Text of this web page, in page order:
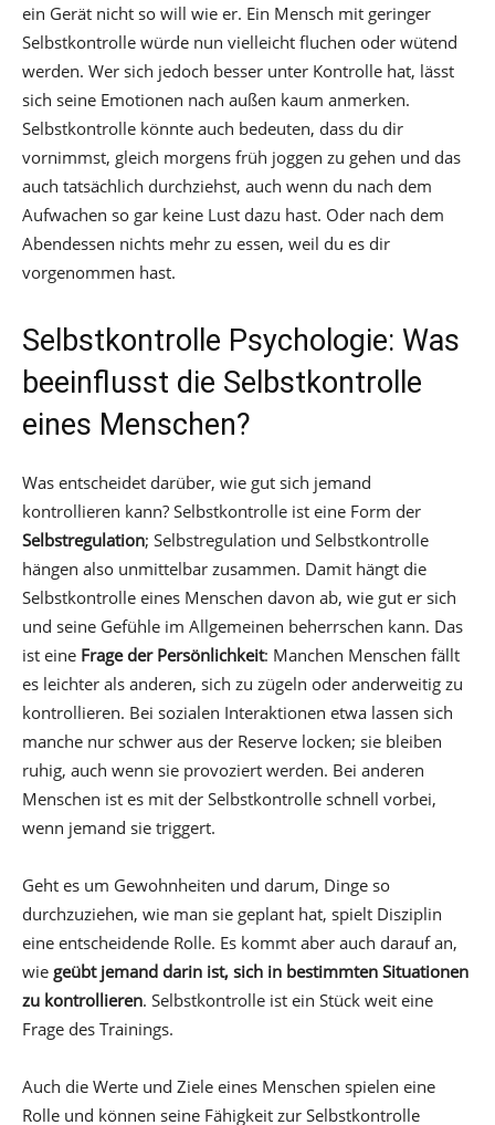
ein Gerät nicht so will wie er. Ein Mensch mit geringer
Selbstkontrolle würde nun vielleicht fluchen oder wütend
werden. Wer sich jedoch besser unter Kontrolle hat, lässt
sich seine Emotionen nach außen kaum anmerken.
Selbstkontrolle könnte auch bedeuten, dass du dir
vornimmst, gleich morgens früh joggen zu gehen und das
auch tatsächlich durchziehst, auch wenn du nach dem
Aufwachen so gar keine Lust dazu hast. Oder nach dem
Abendessen nichts mehr zu essen, weil du es dir
vorgenommen hast.
Selbstkontrolle Psychologie: Was
beeinflusst die Selbstkontrolle
eines Menschen?
Was entscheidet darüber, wie gut sich jemand
kontrollieren kann? Selbstkontrolle ist eine Form der
Selbstregulation; Selbstregulation und Selbstkontrolle
hängen also unmittelbar zusammen. Damit hängt die
Selbstkontrolle eines Menschen davon ab, wie gut er sich
und seine Gefühle im Allgemeinen beherrschen kann. Das
ist eine Frage der Persönlichkeit: Manchen Menschen fällt
es leichter als anderen, sich zu zügeln oder anderweitig zu
kontrollieren. Bei sozialen Interaktionen etwa lassen sich
manche nur schwer aus der Reserve locken; sie bleiben
ruhig, auch wenn sie provoziert werden. Bei anderen
Menschen ist es mit der Selbstkontrolle schnell vorbei,
wenn jemand sie triggert.
Geht es um Gewohnheiten und darum, Dinge so
durchzuziehen, wie man sie geplant hat, spielt Disziplin
eine entscheidende Rolle. Es kommt aber auch darauf an,
wie geübt jemand darin ist, sich in bestimmten Situationen
zu kontrollieren. Selbstkontrolle ist ein Stück weit eine
Frage des Trainings.
Auch die Werte und Ziele eines Menschen spielen eine
Rolle und können seine Fähigkeit zur Selbstkontrolle